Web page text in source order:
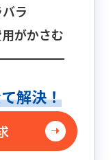
ラ
がかさむ
解決！